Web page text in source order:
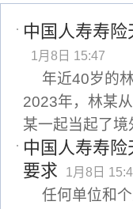
中国人寿寿险
1月8日 15:47
年近40岁的
2023年，林某
某一起当起了境
中国人寿寿
要求
1月8日
任何单位和